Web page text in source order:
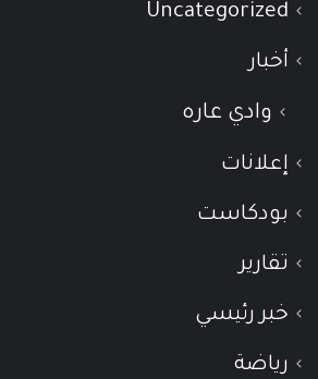
Uncategorized
أخبار
وادي عاره
إعلانات
بودكاست
تقارير
خبر رئيسي
رياضة